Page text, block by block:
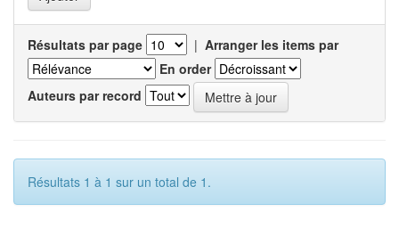
Résultats par page | Arranger les items par
En order
Auteurs par record
Résultats 1 à 1 sur un total de 1.